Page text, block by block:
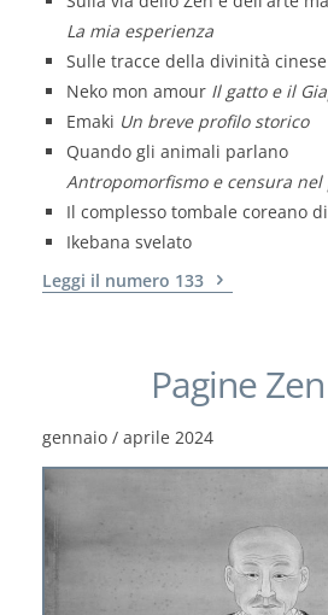
La mia esperienza
Sulle tracce della divinità cinese
Neko mon amour Il gatto e il
Emaki Un breve profilo storico
Quando gli animali parlano
Antropomorfismo e censura nel
Il complesso tombale coreano
Ikebana svelato
Leggi il numero 133
Pagine
gennaio / aprile 2024